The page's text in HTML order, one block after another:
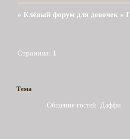
»Клёвый форум для девочек »
Страница: 1
Тема
Общение гостей Даффи